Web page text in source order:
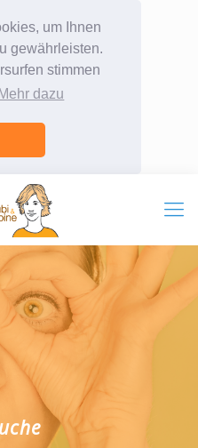
um Ihnen
gewährleisten.
stimmen
Mehr dazu